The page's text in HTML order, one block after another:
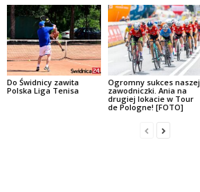
Do Świdnicy zawita
Polska Liga Tenisa
Ogromny sukces naszej
zawodniczki. Ania na
drugiej lokacie w Tour
de Pologne! [FOTO]